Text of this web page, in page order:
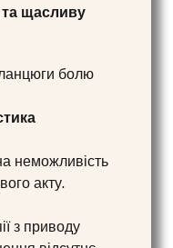
та щасливу
ланцюги болю
неможливість
акту.
з приводу